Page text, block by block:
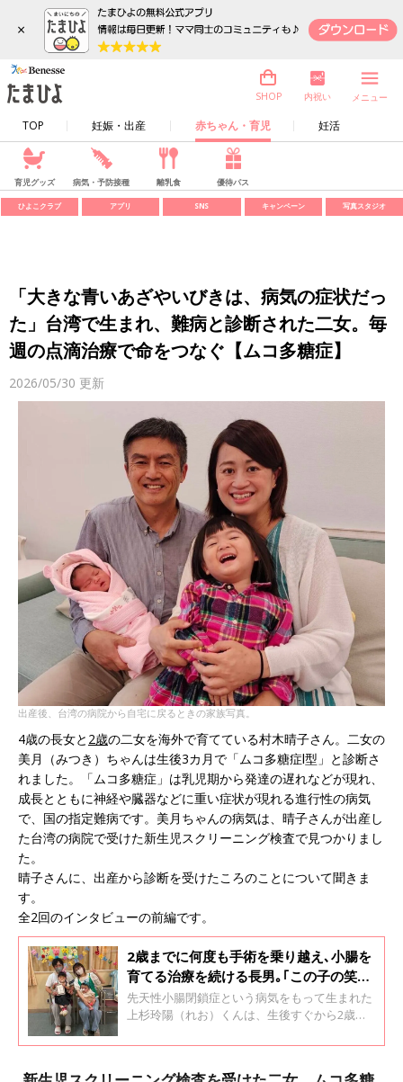
×
TOP 妊娠・出産 赤ちゃん・育児 妊活
SHOP 内祝い メニュー
育児グッズ 病気・予防接種 離乳食 優待パス
ひよこクラブ アプリ SNS キャンペーン 写真スタジオ
「大きな青いあざやいびきは、病気の症状だっ
た」台湾で生まれ、難病と診断された二女。毎
週の点滴治療で命をつなぐ【ムコ多糖症】
2026/05/30 更新
出産後、台湾の病院から自宅に戻るときの家族写真。
4歳の長女と 2歳の二女を海外で育てている村木晴子さん。二女の
美月（みつき）ちゃんは生後3カ月で「ムコ多糖症Ⅰ型」と診断さ
れました。「ムコ多糖症」は乳児期から発達の遅れなどが現れ、
成長とともに神経や臓器などに重い症状が現れる進行性の病気
で、国の指定難病です。美月ちゃんの病気は、晴子さんが出産し
た台湾の病院で受けた新生児スクリーニング検査で見つかりまし
た。
晴子さんに、出産から診断を受けたころのことについて聞きま
す。
全2回のインタビューの前編です。
2歳までに何度も手術を乗り越え､小腸を
育てる治療を続ける長男｡｢この子の笑顔
を守りたい｣と家族で支え合った2年間
【先天性小腸閉鎖症】
先天性小腸閉鎖症という病気をもって生まれた
上杉玲陽（れお）くんは、生後すぐから2歳を
た。1歳を過ぎてからは、東京都の病院に転院